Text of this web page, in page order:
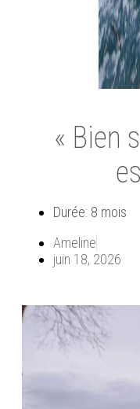
« Bien
Durée: 8 mois
Ameline
juin 18, 2026